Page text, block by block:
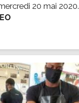
20 mai 2020.